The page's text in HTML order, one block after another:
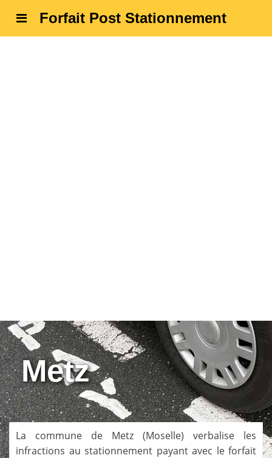
Forfait Post Stationnement
Metz
La commune de Metz (Moselle) verbalise les
infractions au stationnement payant avec le forfait